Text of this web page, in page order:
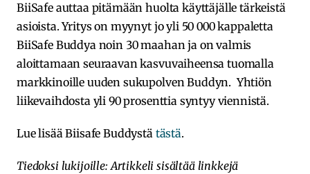
BiiSafe auttaa pitämään huolta käyttäjälle tärkeistä
asioista. Yritys on myynyt jo yli 50 000 kappaletta
BiiSafe Buddya noin 30 maahan ja on valmis
aloittamaan seuraavan kasvuvaiheensa tuomalla
markkinoille uuden sukupolven Buddyn. Yhtiön
liikevaihdosta yli 90 prosenttia syntyy viennistä.
Lue lisää Biisafe Buddystä tästä.
Tiedoksi lukijoille: Artikkeli sisältää linkkejä